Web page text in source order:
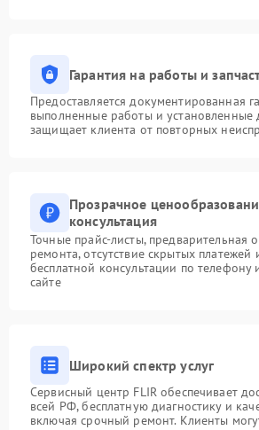
Гарантия на работы и
Предоставляется документированная
выполненные работы и установленные
защищает клиента от повторных
Прозрачное
консультация
Точные прайс-листы, предварительная
ремонта, отсутствие скрытых платежей
бесплатной консультации по телефону
сайте
Широкий спектр услуг
Сервисный центр FLIR обеспечивает
всей РФ, бесплатную диагностику и
включая срочный ремонт. Клиенты